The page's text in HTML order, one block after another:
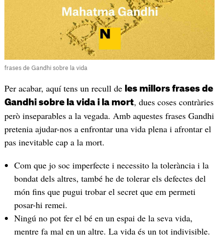
frases de Gandhi sobre la vida
Per acabar, aquí tens un recull de les millors frases de
Gandhi sobre la vida i la mort, dues coses contràries
però inseparables a la vegada. Amb aquestes frases Gandhi
pretenia ajudar-nos a enfrontar una vida plena i afrontar el
pas inevitable cap a la mort.
Com que jo soc imperfecte i necessito la tolerància i la
bondat dels altres, també he de tolerar els defectes del
món fins que pugui trobar el secret que em permeti
posar-hi remei.
Ningú no pot fer el bé en un espai de la seva vida,
mentre fa mal en un altre. La vida és un tot indivisible.